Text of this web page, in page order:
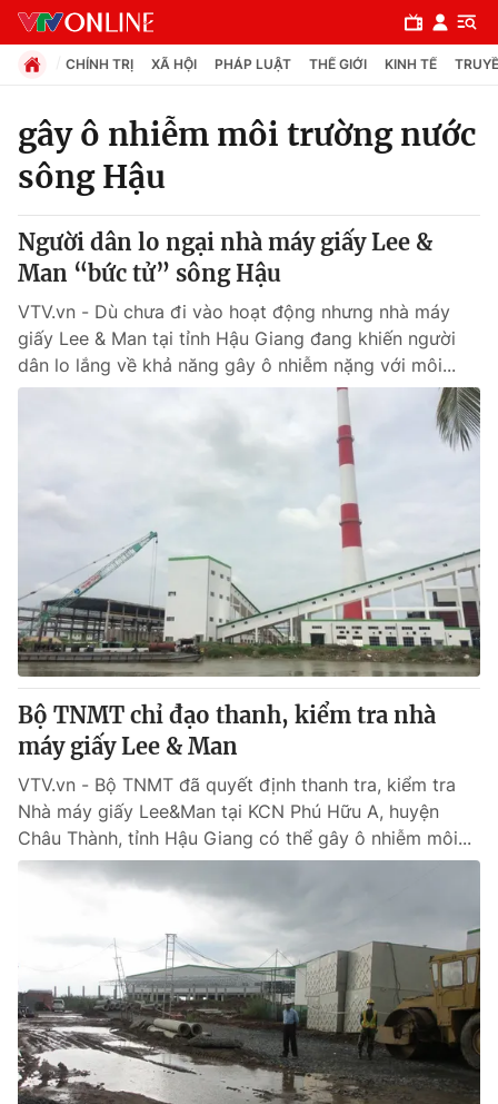
Chuyên mục
Chính trị
Xã hội
Pháp luật
Thế giới đó đây
Câu chuyện quốc tế
Tài chính
Thị trường
Góc doanh nghiệp
Dữ liệu và đời sống
Truyền hình
Phim VTV
Hậu trường
Nhân vật
Giải trí
Điện ảnh
Âm nhạc
Sao
Đời sống
Du lịch
Chất lượng cuộc sống
Giáo dục
Học trực tuyến
Công nghệ
Hitech Công nghệ tương lai
Sản phẩm
Thị trường
Giao lưu trực tuyến
Lịch phát sóng
CHÍNH TRỊ XÃ HỘI PHÁP LUẬT THẾ GIỚI KINH TẾ
gây ô nhiễm môi trường nước
sông Hậu
Người dân lo ngại nhà máy giấy Lee &
Man “bức tử” sông Hậu
VTV.vn - Dù chưa đi vào hoạt động nhưng nhà máy
giấy Lee & Man tại tỉnh Hậu Giang đang khiến người
dân lo lắng về khả năng gây ô nhiễm nặng với môi...
Bộ TNMT chỉ đạo thanh, kiểm tra nhà
máy giấy Lee & Man
VTV.vn - Bộ TNMT đã quyết định thanh tra, kiểm tra
Nhà máy giấy Lee&Man tại KCN Phú Hữu A, huyện
Châu Thành, tỉnh Hậu Giang có thể gây ô nhiễm môi...